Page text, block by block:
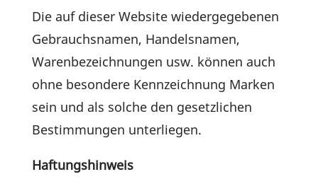
Die auf dieser Website wieder­ge­ge­benen
Gebrauchs­namen, Handels­namen,
Waren­be­zeich­nungen usw. können auch
ohne beson­dere Kenn­zeich­nung Marken
sein und als solche den gesetz­li­chen
Bestim­mungen unterliegen.
Haftungs­hin­weis